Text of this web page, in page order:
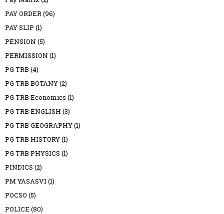
PAY ORDER(96)
PAY SLIP (1)
PENSION (5)
PERMISSION (1)
PG TRB (4)
PG TRB BOTANY(2)
PG TRB Economics (1)
PG TRB ENGLISH (3)
PG TRB GEOGRAPHY(1)
PG TRB HISTORY(1)
PG TRB PHYSICS (1)
PINDICS (2)
PM YASASVI (1)
POCSO (5)
POLICE (80)